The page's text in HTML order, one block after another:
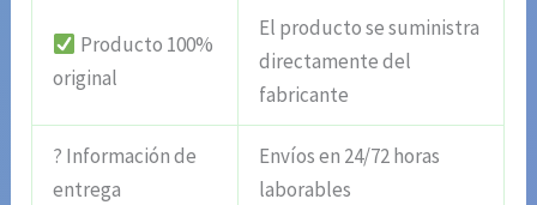
Producto 100%
original
El producto se suministra
directamente del
fabricante
? Información de
entrega
Envíos en 24/72 horas
laborables